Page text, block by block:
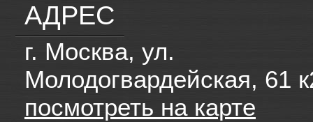
АДРЕС
г. Москва, ул.
Молодогвардейская, 61
посмотреть на карте